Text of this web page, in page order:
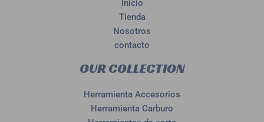
Inicio
Tienda
Nosotros
contacto
OUR COLLECTION
Herramienta Accesorios
Herramienta Carburo